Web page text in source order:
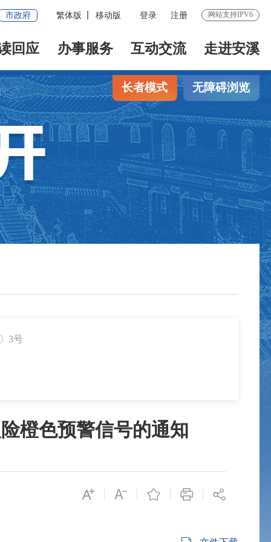
市政府 繁体版 移动版 登录 注册 网站支持IPV6
回应 办事服务 互动交流 走进安溪
长者模式 无障碍浏览
3号
橙色预警信号的通知